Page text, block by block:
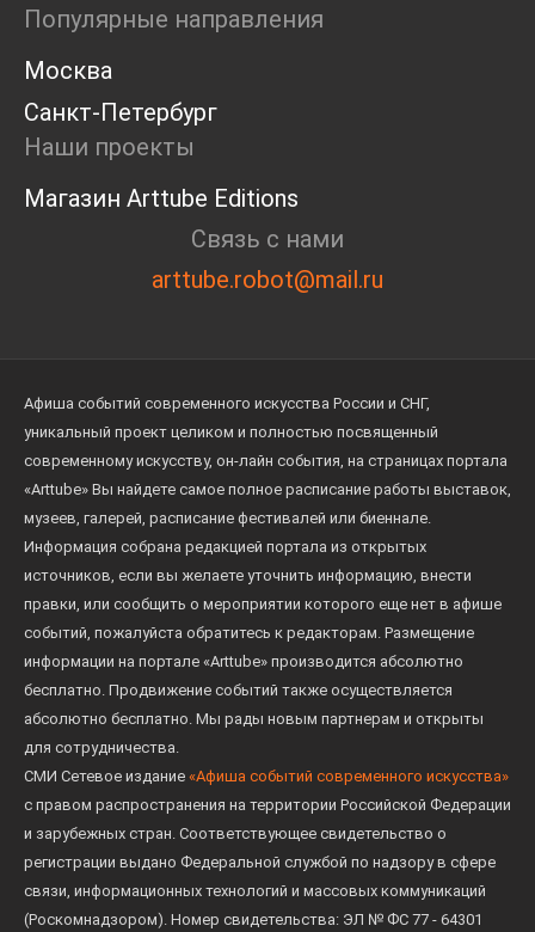
Экскурсия
Дискуссия
Cosmoscow 2024
Blazar 2024
Встречи
Популярные направления
Москва
Санкт-Петербург
Наши проекты
Магазин Arttube Editions
Связь с нами
arttube.robot@mail.ru
Афиша событий современного искусства России и СНГ,
уникальный проект целиком и полностью посвященный
современному искусству, он-лайн события, на страницах портала
«Arttube» Вы найдете самое полное расписание работы выставок,
музеев, галерей, расписание фестивалей или биеннале.
Информация собрана редакцией портала из открытых
источников, если вы желаете уточнить информацию, внести
правки, или сообщить о мероприятии которого еще нет в афише
событий, пожалуйста обратитесь к редакторам. Размещение
информации на портале «Arttube» производится абсолютно
бесплатно. Продвижение событий также осуществляется
абсолютно бесплатно. Мы рады новым партнерам и открыты
для сотрудничества.
СМИ Сетевое издание «Афиша событий современного искусства»
с правом распространения на территории Российской Федерации
и зарубежных стран. Соответствующее свидетельство о
регистрации выдано Федеральной службой по надзору в сфере
связи, информационных технологий и массовых коммуникаций
(Роскомнадзором). Номер свидетельства: ЭЛ № ФС 77 - 64301